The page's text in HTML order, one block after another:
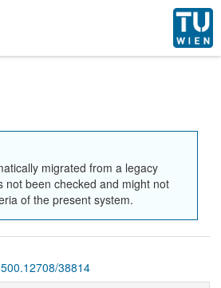
migrated from a legacy
not been checked and might not
of the present system.
38814